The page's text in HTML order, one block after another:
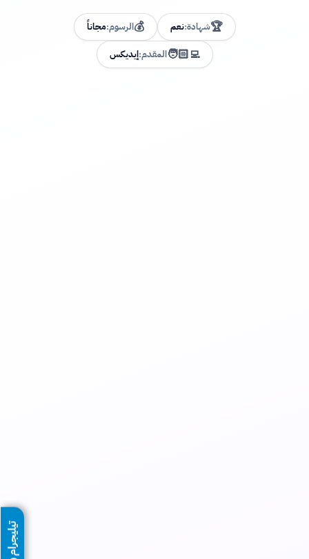
🏆شهادة:نعم 💰الرسوم:مجاناً
🧑🏻‍💻المقدم:إيديكس
تيليجرام